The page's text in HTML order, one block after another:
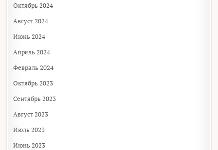
Октябрь 2024
Август 2024
Июнь 2024
Апрель 2024
Февраль 2024
Октябрь 2023
Сентябрь 2023
Август 2023
Июль 2023
Июнь 2023